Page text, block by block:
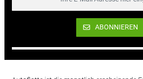
ABONNIEREN